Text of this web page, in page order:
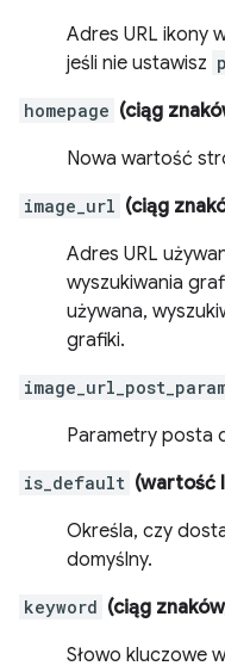
Adres URL ikony
jeśli nie ustawisz
homepage (ciąg
Nowa wartość
image_url (ciąg
Adres URL
wyszukiwania
używana,
grafiki.
Parametry posta
is_default (wartość
Określa, czy
domyślny.
keyword (ciąg
Słowo kluczowe